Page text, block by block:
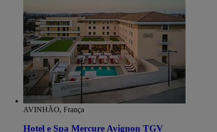
AVINHÃO, França
Hotel e Spa Mercure Avignon TGV